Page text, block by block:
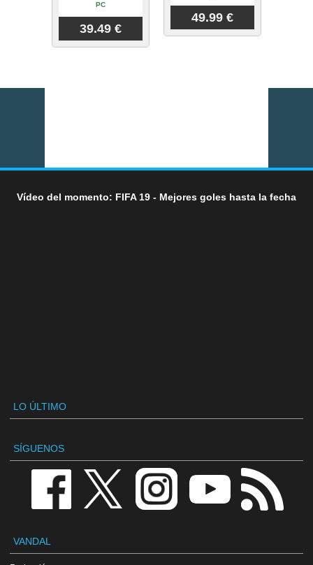
PC
39.49 €
49.99 €
Vídeo del momento: FIFA 19 - Mejores goles hasta la fecha
LO ÚLTIMO
SÍGUENOS
VANDAL